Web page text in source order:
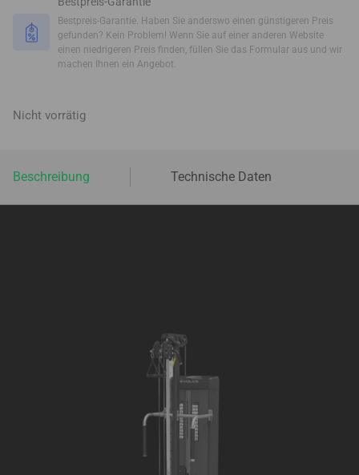
Bestpreis-Garantie. Haben Sie anderswo einen günstigeren Preis
gefunden? Kein Problem! Wenn Sie auf einer anderen Website
einen niedrigeren Preis finden, füllen Sie das Formular aus und wir
machen Ihnen ein Angebot.
Nicht vorrätig
Beschreibung Technische Daten